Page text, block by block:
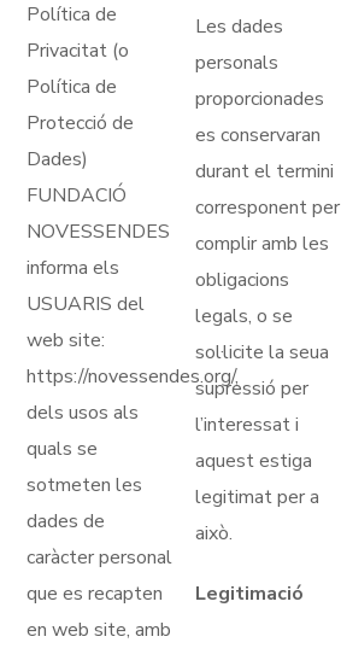
Política de
Privacitat (o
Política de
Protecció de
Dades)
FUNDACIÓ
NOVESSENDES
informa els
USUARIS del
web site:
https://novessendes.org/,
dels usos als
quals se
sotmeten les
dades de
caràcter personal
que es recapten
en web site, amb
Les dades
personals
proporcionades
es conservaran
durant el termini
corresponent per
complir amb les
obligacions
legals, o se
sol·licite la seua
supressió per
l’interessat i
aquest estiga
legitimat per a
això.
Legitimació